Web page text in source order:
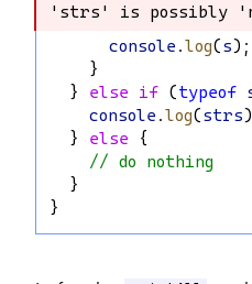
'strs' is possibly
'strs' is possibly
console .log(s);
    }
  }
else if (typeof
console .log(strs
  }
else {
// do nothing
  }
}